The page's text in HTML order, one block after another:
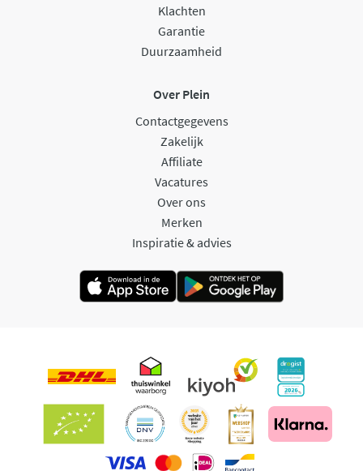
Klachten
Garantie
Duurzaamheid
Over Plein
Contactgegevens
Zakelijk
Affiliate
Vacatures
Over ons
Merken
Inspiratie & advies